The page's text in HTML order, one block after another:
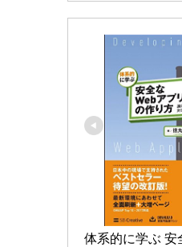
体系的に学ぶ 安